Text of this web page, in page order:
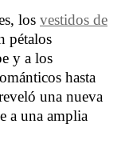
los vestidos de
pétalos
y a los
hasta
una nueva
a una amplia